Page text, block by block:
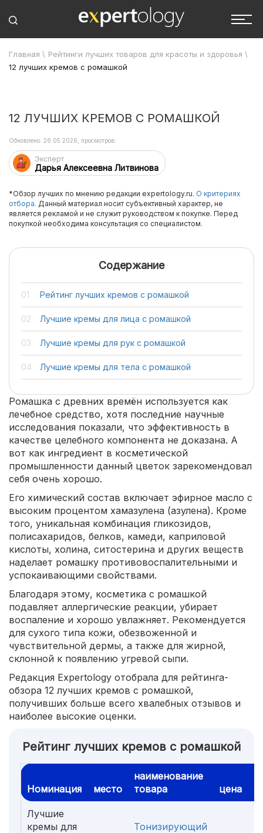
Главная \ Рейтинги лучших товаров для красоты и здоровья \
12 лучших кремов с ромашкой
12 ЛУЧШИХ КРЕМОВ С РОМАШКОЙ
Эксперт
Дарья Алексеевна Литвинова
Обновлено: 26.05.2026, просмотров:
*Обзор лучших по мнению редакции expertology.ru. О критериях
отбора. Данный материал носит субъективный характер, не
является рекламой и не служит руководством к покупке. Перед
покупкой необходима консультация со специалистом.
Содержание
Рейтинг лучших кремов с ромашкой
Лучшие кремы для лица с ромашкой
Лучшие кремы для рук с ромашкой
Лучшие кремы для тела с ромашкой
Ромашка с древних времён используется как
лечебное средство, хотя последние научные
исследования показали, что эффективность в
качестве целебного компонента не доказана. А
вот как ингредиент в косметической
промышленности данный цветок зарекомендовал
себя очень хорошо.
Его химический состав включает эфирное масло с
высоким процентом хамазулена (азулена). Кроме
того, уникальная комбинация гликозидов,
полисахаридов, белков, камеди, каприловой
кислоты, холина, ситостерина и других веществ
наделает ромашку противовоспалительными и
успокаивающими свойствами.
Благодаря этому, косметика с ромашкой
подавляет аллергические реакции, убирает
воспаление и хорошо увлажняет. Рекомендуется
для сухого типа кожи, обезвоженной и
чувствительной дермы, а также для жирной,
склонной к появлению угревой сыпи.
Редакция Expertology отобрала для рейтинга-
обзора 12 лучших кремов с ромашкой,
получивших больше всего хвалебных отзывов и
наиболее высокие оценки.
Рейтинг лучших кремов с ромашкой
Номинация место
наименование
товара
цена
Лучшие
кремы для
Тонизирующий